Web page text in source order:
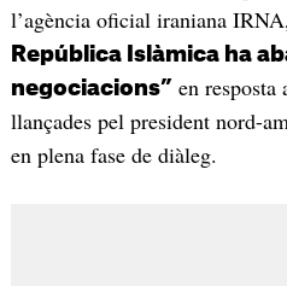
l’agència oficial iraniana
República Islàmica ha
negociacions”en resposta
llançades pel president nord-
en plena fase de diàleg.